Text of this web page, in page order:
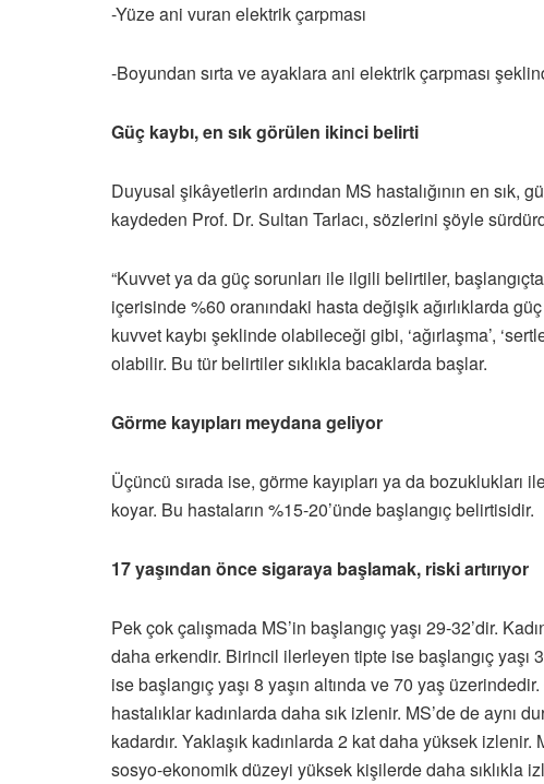
-Yüze ani vuran elektrik çarpması
-Boyundan sırta ve ayaklara ani elektrik çarpması
Güç kaybı, en sık görülen ikinci belirti
Duyusal şikâyetlerin ardından MS hastalığının en sık,
kaydeden Prof. Dr. Sultan Tarlacı, sözlerini şöyle
“Kuvvet ya da güç sorunları ile ilgili belirtiler,
içerisinde %60 oranındaki hasta değişik ağırlıklarda
kuvvet kaybı şeklinde olabileceği gibi, ‘ağırlaşma’,
olabilir. Bu tür belirtiler sıklıkla bacaklarda başlar.
Görme kayıpları meydana geliyor
Üçüncü sırada ise, görme kayıpları ya da
koyar. Bu hastaların %15-20’ünde başlangıç belirtisidir.
17 yaşından önce sigaraya başlamak, riski artırıyor
Pek çok çalışmada MS’in başlangıç yaşı 29-32’dir.
daha erkendir. Birincil ilerleyen tipte ise başlangıç yaşı
ise başlangıç yaşı 8 yaşın altında ve 70 yaş
hastalıklar kadınlarda daha sık izlenir. MS’de de aynı
kadardır. Yaklaşık kadınlarda 2 kat daha yüksek
sosyo-ekonomik düzeyi yüksek kişilerde daha sıklıkla